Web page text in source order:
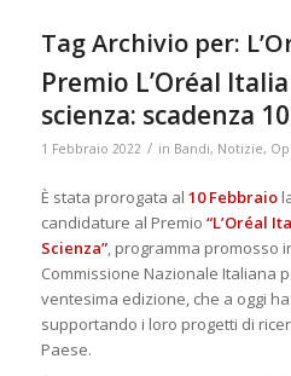
Tag Archivio per:
Premio L’Oréal
scienza: scadenza
1 Febbraio 2022 / in Bandi, Notizie,
È stata prorogata al 10 Febbraio
candidature al Premio “L’Oréal
Scienza”, programma promosso
Commissione Nazionale Italiana
ventesima edizione, che a oggi
supportando i loro progetti di
Paese.